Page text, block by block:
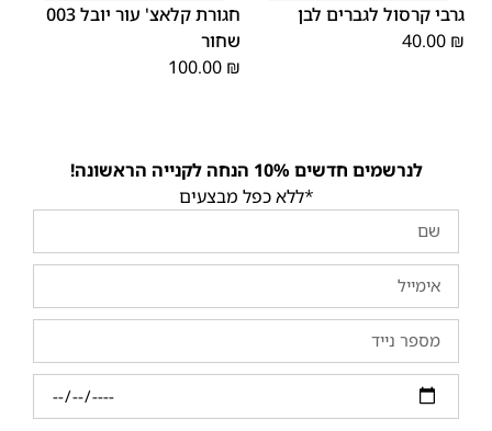
גרבי קרסול לגברים לבן
40.00 ₪
חגורת קלאצ' עור יובל 003
שחור
100.00 ₪
לנרשמים חדשים 10% הנחה לקנייה הראשונה!
*ללא כפל מבצעים